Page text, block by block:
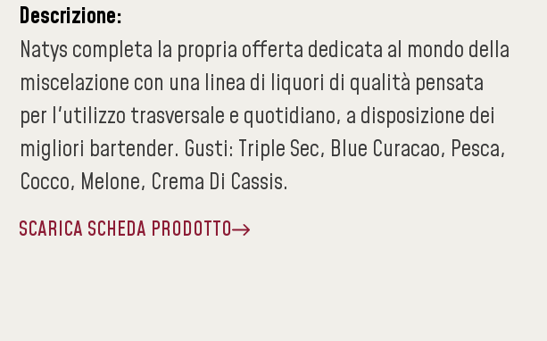
Descrizione:
Natys completa la propria offerta dedicata al mondo della
miscelazione con una linea di liquori di qualità pensata
per l'utilizzo trasversale e quotidiano, a disposizione dei
migliori bartender. Gusti: Triple Sec, Blue Curacao, Pesca,
Cocco, Melone, Crema Di Cassis.
SCARICA SCHEDA PRODOTTO